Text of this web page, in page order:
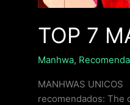
TOP 7
Manhwa,
MANHWAS UNICOS
recomendados: